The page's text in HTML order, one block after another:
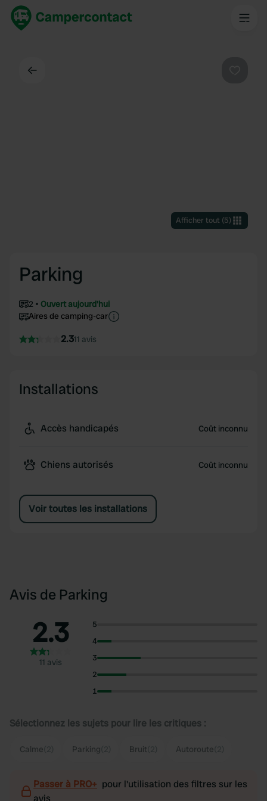
Afficher tout(5)
Parking
2
Ouvert aujourd'hui
Aires de camping-car
2.311 avis
Installations
Accès handicapés Coût inconnu
Chiens autorisés Coût inconnu
Voir toutes les installations
Avis de Parking
2.3
11 avis
5
4
3
2
1
Sélectionnez les sujets pour lire les critiques :
Calme Parking Bruit Autoroute
Passer à PRO+ pour l'utilisation des filtres sur les
avis